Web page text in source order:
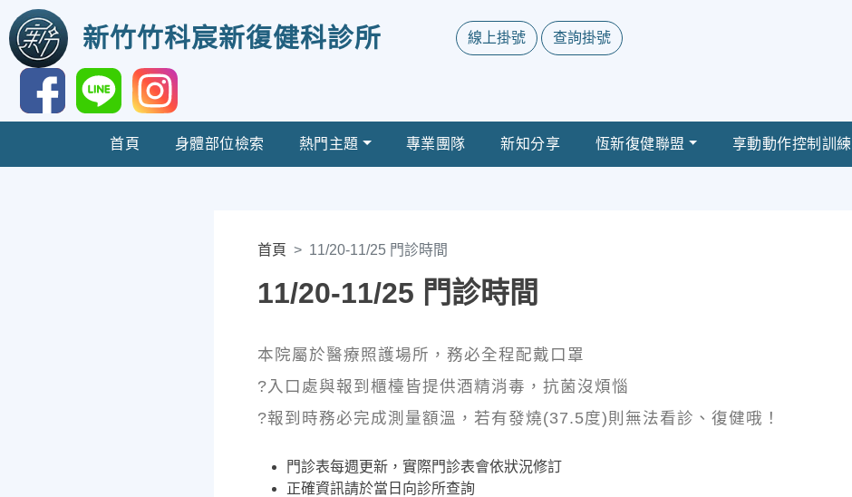
新竹竹科宸新復健科診所 線上掛號 查詢掛號
首頁 身體部位檢索 熱門主題 專業團隊 新知分享 恆新復健聯盟 享動動作控制訓練
首頁 11/20-11/25 門診時間
11/20-11/25 門診時間
本院屬於醫療照護場所，務必全程配戴口罩
?入口處與報到櫃檯皆提供酒精消毒，抗菌沒煩惱
?報到時務必完成測量額溫，若有發燒(37.5度)則無法看診、復健哦！
門診表每週更新，實際門診表會依狀況修訂
正確資訊請於當日向診所查詢